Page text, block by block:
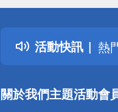
活動快訊
詐
得
熱
銀
詐
關於我們主題活動會